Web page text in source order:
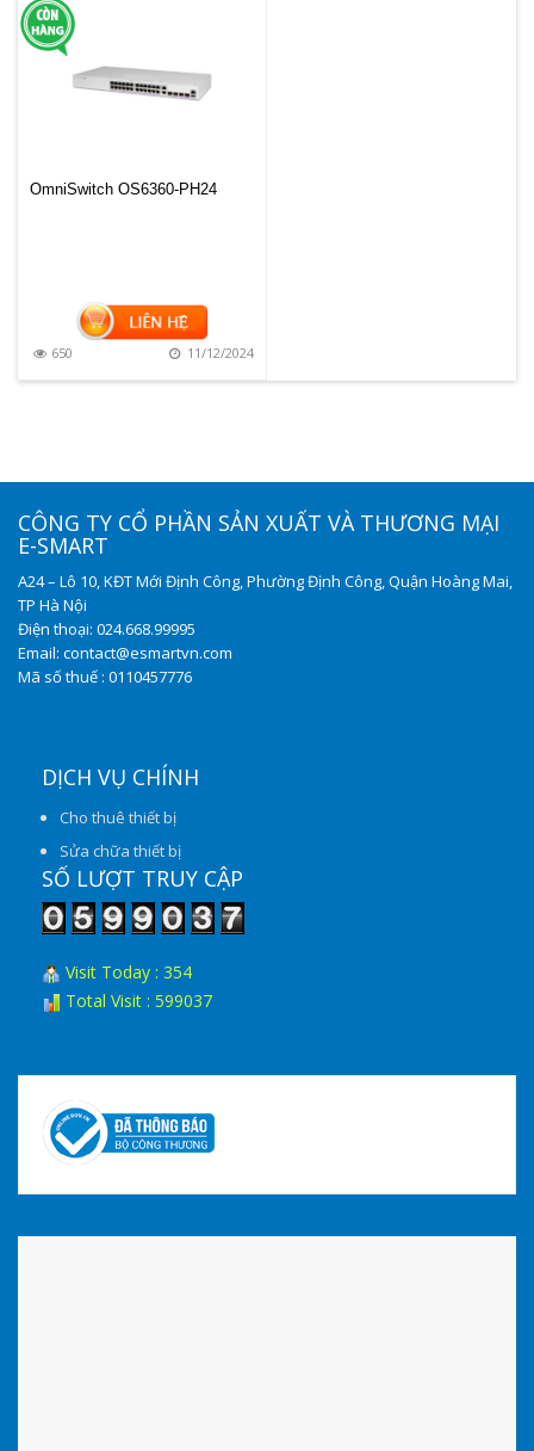
OmniSwitch OS6360-PH24
650 11/12/2024
CÔNG TY CỔ PHẦN SẢN XUẤT VÀ THƯƠNG MẠI
E-SMART
A24 – Lô 10, KĐT Mới Định Công, Phường Định Công, Quận Hoàng Mai,
TP Hà Nội
Điện thoại: 024.668.99995
Email: contact@esmartvn.com
Mã số thuế : 0110457776
DỊCH VỤ CHÍNH
Cho thuê thiết bị
Sửa chữa thiết bị
SỐ LƯỢT TRUY CẬP
Visit Today : 354
Total Visit : 599037